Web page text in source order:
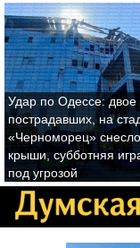
Удар по Одессе: двое
пострадавших, на
«Черноморец»
крыши, субботняя
под угрозой